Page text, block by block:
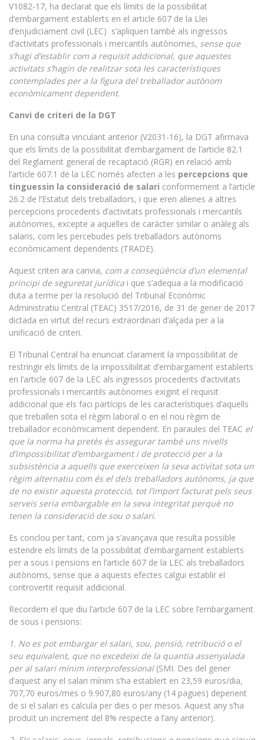
V1082-17, ha declarat que els límits de la possibilitat
d’embargament establerts en el article 607 de la Llei
d’enjudiciament civil (LEC) s’apliquen també als ingressos
d’activitats professionals i mercantils autònomes, sense que
s’hagi d’establir com a requisit addicional, que aquestes
activitats s’hagin de realitzar sota les característiques
contemplades per a la figura del treballador autònom
econòmicament dependent.
Canvi de criteri de la DGT
En una consulta vinculant anterior (V2031-16), la DGT afirmava
que els límits de la possibilitat d’embargament de l’article 82.1
del Reglament general de recaptació (RGR) en relació amb
l’article 607.1 de la LEC només afecten a les percepcions que
tinguessin la consideració de salari conformement a l’article
26.2 de l’Estatut dels treballadors, i que eren alienes a altres
percepcions procedents d’activitats professionals i mercantils
autònomes, excepte a aquelles de caràcter similar o anàleg als
salaris, com les percebudes pels treballadors autònoms
econòmicament dependents (TRADE).
Aquest criteri ara canvia, com a conseqüència d’un elemental
principi de seguretat jurídica i que s’adequa a la modificació
duta a terme per la resolució del Tribunal Econòmic
Administratiu Central (TEAC) 3517/2016, de 31 de gener de 2017
dictada en virtut del recurs extraordinari d’alçada per a la
unificació de criteri.
El Tribunal Central ha enunciat clarament la impossibilitat de
restringir els límits de la impossibilitat d’embargament establerts
en l’article 607 de la LEC als ingressos procedents d’activitats
professionals i mercantils autònomes exigint el requisit
addicional que els faci partícips de les característiques d’aquells
que treballen sota el règim laboral o en el nou règim de
treballador econòmicament dependent. En paraules del TEAC el
que la norma ha pretès és assegurar també uns nivells
d’impossibilitat d’embargament i de protecció per a la
subsistència a aquells que exerceixen la seva activitat sota un
règim alternatiu com és el dels treballadors autònoms, ja que
de no existir aquesta protecció, tot l’import facturat pels seus
serveis seria embargable en la seva integritat perquè no
tenen la consideració de sou o salari.
Es conclou per tant, com ja s’avançava que resulta possible
estendre els límits de la possibilitat d’embargament establerts
per a sous i pensions en l’article 607 de la LEC als treballadors
autònoms, sense que a aquests efectes calgui establir el
controvertit requisit addicional.
Recordem el que diu l’article 607 de la LEC sobre l’embargament
de sous i pensions:
1. No es pot embargar el salari, sou, pensió, retribució o el
seu equivalent, que no excedeixi de la quantia assenyalada
per al salari mínim interprofessional (SMI. Des del gener
d’aquest any el salari mínim s’ha establert en 23,59 euros/dia,
707,70 euros/mes o 9.907,80 euros/any (14 pagues) depenent
de si el salari es calcula per dies o per mesos. Aquest any s’ha
produït un increment del 8% respecte a l’any anterior).